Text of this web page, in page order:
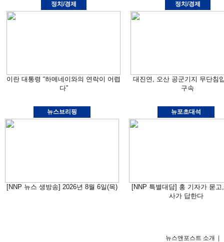
정치/경제
이란 대통령 “하메네이와의 연락이 어렵
다”
정치/경제
대진연, 오산 공군기지 무단침
구속
뉴스브리핑
[NNP 뉴스 생방송] 2026년 8월 6일(목)
뉴포초대석
[NNP 특별대담] 홍 기자가 묻고
사가 답한다
뉴스앤포스트 소개